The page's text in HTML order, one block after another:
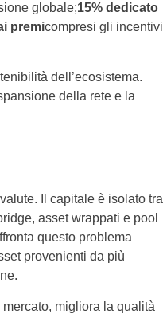
globale;15% dedicato
premicompresi gli incentivi
dell’ecosistema.
della rete e la
Il capitale è isolato tra
asset wrappati e pool
questo problema
provenienti da più
migliora la qualità